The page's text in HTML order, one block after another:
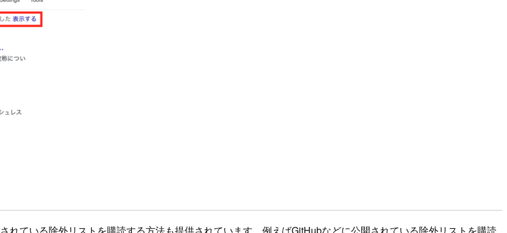
ている除外リストを購読する方法も提供されています。例えばGitHubなどに公開されている除外リストを購読